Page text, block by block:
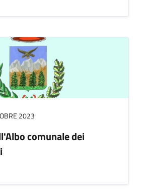
2023
comunale dei